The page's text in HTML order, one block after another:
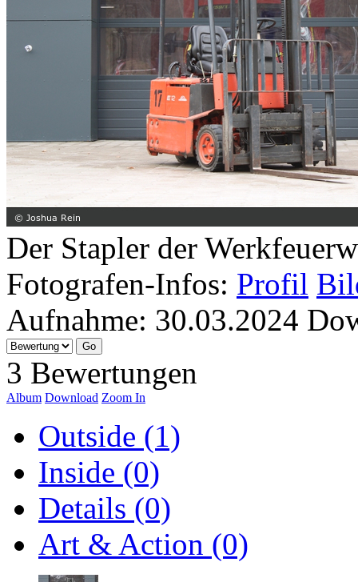
Der Stapler der
Fotografen-Infos: Profil
Aufnahme: 30.03.2024
3 Bewertungen
Album Download Zoom In
Outside (1)
Inside (0)
Details (0)
Art & Action (0)